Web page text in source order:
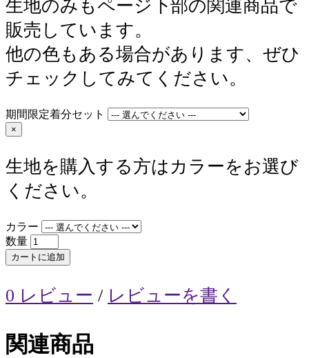
生地のみもページ下部の関連商品で
販売しています。
他の色もある場合があります、ぜひ
チェックしてみてください。
期間限定着分セット
×
生地を購入する方はカラーをお選び
ください。
カラー
数量
カートに追加
0 レビュー / レビューを書く
関連商品